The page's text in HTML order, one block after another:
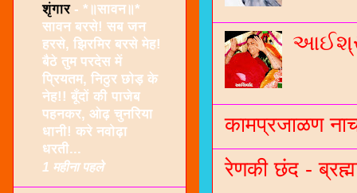
कामप्रजाळण
रेणकी छंद -
शृंगार - *॥सावन॥*
सावन बरसे! सब जन
हरसे, झिरमिर बरसे मेह!
बैठे तुम परदेस में
प्रियतम, निठुर छोड़ के
नेह!! बूँदों की पाजेब
पहनकर, ओढ़ चुनरिया
धानी! करे नवोढ़ा
धरती...
1 महीना पहले